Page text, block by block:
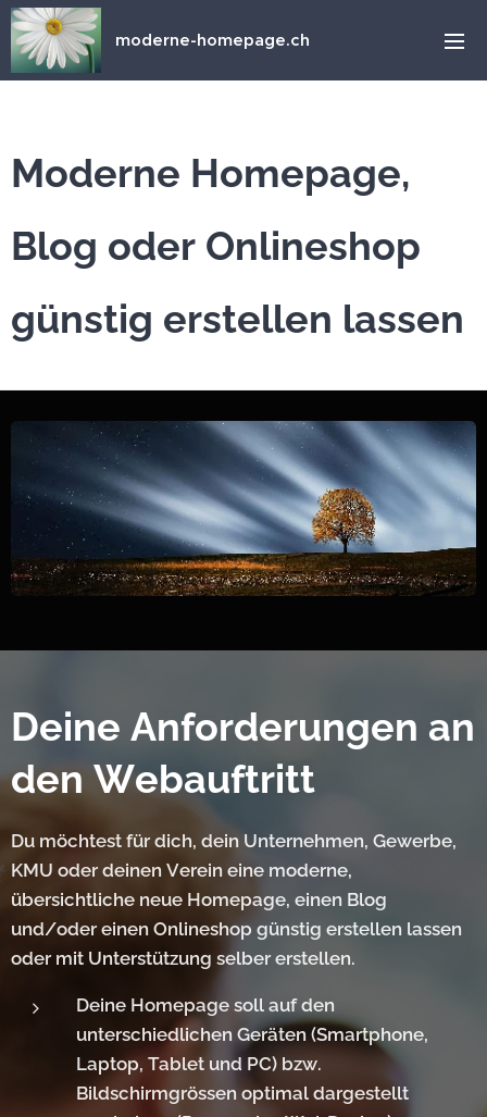
moderne-homepage.ch
Moderne Homepage,
Blog oder Onlineshop
günstig erstellen lassen
Deine Anforderungen an
den Webauftritt
Du möchtest für dich, dein Unternehmen, Gewerbe,
KMU oder deinen Verein eine moderne,
übersichtliche neue Homepage, einen Blog
und/oder einen Onlineshop günstig erstellen lassen
oder mit Unterstützung selber erstellen.
Deine Homepage soll auf den
unterschiedlichen Geräten (Smartphone,
Laptop, Tablet und PC) bzw.
Bildschirmgrössen optimal dargestellt